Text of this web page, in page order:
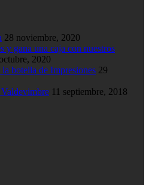
28 noviembre, 2020
y gana una caja con nuestros
2020
botella de Impresiones 29
11 septiembre, 2018